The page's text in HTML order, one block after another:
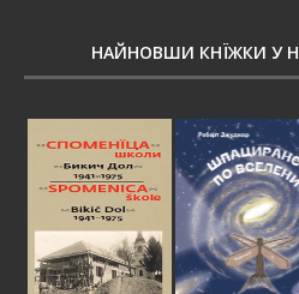
НАЙНОВШИ КНЇЖКИ У